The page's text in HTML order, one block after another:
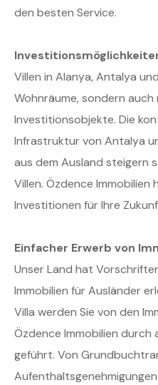
den besten Service.
Villen in Alanya, Antalya
Wohnräume, sondern
Investitionsobjekte. Die
Infrastruktur von Antalya
aus dem Ausland steigern
Villen. Özdence Immobilien
Investitionen für Ihre
Einfacher Erwerb von
Unser Land hat
Immobilien für Ausländer
Villa werden Sie von den
Özdence Immobilien durch
geführt. Von